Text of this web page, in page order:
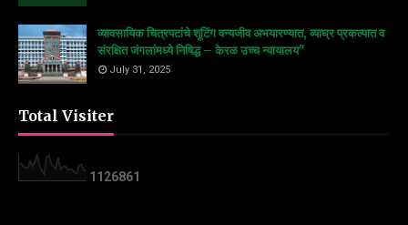
व्यावसायिक चित्रपटांचे शूटिंग वन्यजीव अभयारण्यात, व्याघ्र प्रकल्पात व
संरक्षित जंगलांमध्ये निषिद्ध – केरळ उच्च न्यायालय"
July 31, 2025
Total Visiter
1 1 26861